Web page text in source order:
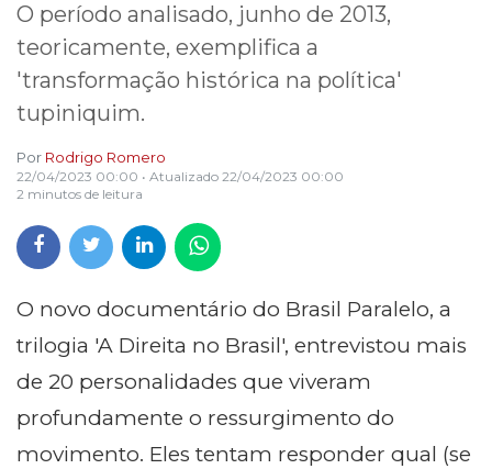
O período analisado, junho de 2013,
teoricamente, exemplifica a
'transformação histórica na política'
tupiniquim.
Por Rodrigo Romero
22/04/2023 00:00 • Atualizado 22/04/2023 00:00
2 minutos de leitura
O novo documentário do Brasil Paralelo, a
trilogia 'A Direita no Brasil', entrevistou mais
de 20 personalidades que viveram
profundamente o ressurgimento do
movimento. Eles tentam responder qual (se